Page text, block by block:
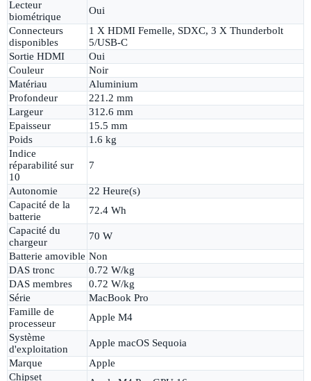
Lecteur
biométrique
Oui
Connecteurs
disponibles
1 X HDMI Femelle, SDXC, 3 X Thunderbolt
5/USB-C
Sortie HDMI
Oui
Couleur
Noir
Matériau
Aluminium
Profondeur
221.2 mm
Largeur
312.6 mm
Epaisseur
15.5 mm
Poids
1.6 kg
Indice
réparabilité sur
10
7
Autonomie
22 Heure(s)
Capacité de la
batterie
72.4 Wh
Capacité du
chargeur
70 W
Batterie amovible Non
DAS tronc
0.72 W/kg
DAS membres
0.72 W/kg
Série
MacBook Pro
Famille de
processeur
Apple M4
Système
d'exploitation
Apple macOS Sequoia
Marque
Apple
Chipset